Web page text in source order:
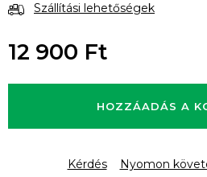
Szállítási lehetőségek
12 900 Ft
HOZZÁADÁS A
Kérdés Nyomon